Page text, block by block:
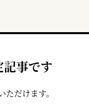
事です
だけます。